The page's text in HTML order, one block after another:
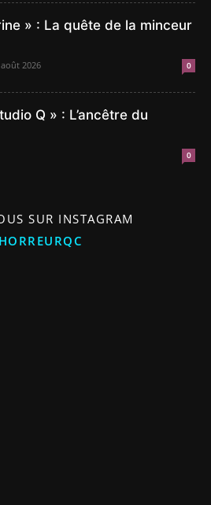
» : La quête de la minceur
2026 0
Q » : L’ancêtre du
0
SUR INSTAGRAM